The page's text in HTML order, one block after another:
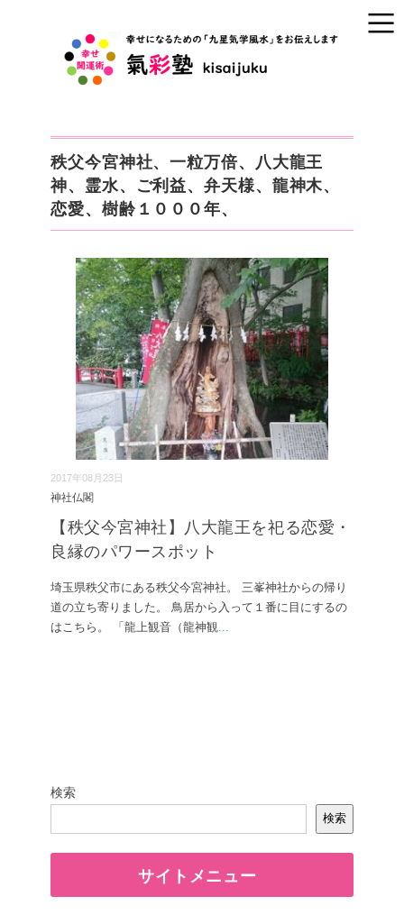
秩父今宮神社、一粒万倍、八大龍王
神、霊水、ご利益、弁天様、龍神木、
恋愛、樹齢１０００年、
2017年08月23日
神社仏閣
【秩父今宮神社】八大龍王を祀る恋愛・
良縁のパワースポット
埼玉県秩父市にある秩父今宮神社。 三峯神社からの帰り
道の立ち寄りました。 鳥居から入って１番に目にするの
はこちら。 「龍上観音（龍神観
検索
検索
サイトメニュー